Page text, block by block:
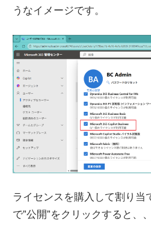
うなイメージです。
ライセンスを購入して割り当
で”公開”をクリックすると、、